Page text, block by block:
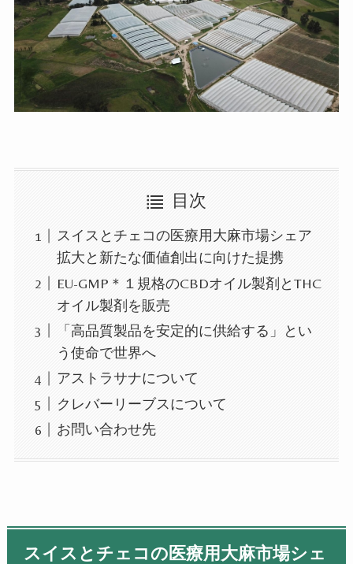
目次
スイスとチェコの医療用大麻市場シェア
拡大と新たな価値創出に向けた提携
EU-GMP＊１規格のCBDオイル製剤とTHC
オイル製剤を販売
「高品質製品を安定的に供給する」とい
う使命で世界へ
アストラサナについて
クレバーリーブスについて
お問い合わせ先
スイスとチェコの医療用大麻市場シェ